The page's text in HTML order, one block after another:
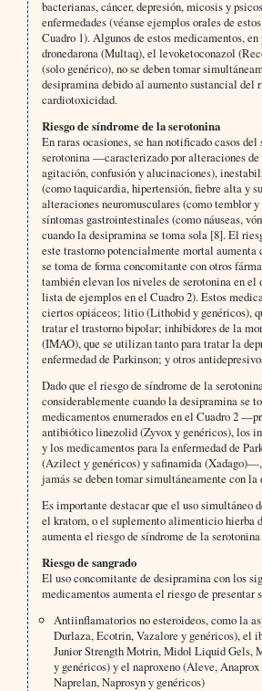
bacterianas, cáncer, depresión, micosis y
enfermedades (véanse ejemplos orales de
Cuadro 1). Algunos de estos medicamentos,
dronedarona (Multaq), el levoketoconazol
(solo genérico), no se deben tomar
desipramina debido al aumento sustancial del
cardiotoxicidad.
Riesgo de síndrome de la serotonina
En raras ocasiones, se han notificado casos
serotonina —caracterizado por alteraciones
agitación, confusión y alucinaciones),
(como taquicardia, hipertensión, fiebre alta y
alteraciones neuromusculares (como temblor
síntomas gastrointestinales (como náuseas,
cuando la desipramina se toma sola [8]. El
este trastorno potencialmente mortal aumenta
se toma de forma concomitante con otros
también elevan los niveles de serotonina en el
lista de ejemplos en el Cuadro 2). Estos
ciertos opiáceos; litio (Lithobid y genéricos),
tratar el trastorno bipolar; inhibidores de la
(IMAO), que se utilizan tanto para tratar la
enfermedad de Parkinson; y otros
Dado que el riesgo de síndrome de la
considerablemente cuando la desipramina se
medicamentos enumerados en el Cuadro 2
antibiótico linezolid (Zyvox y genéricos), los
y los medicamentos para la enfermedad de
(Azilect y genéricos) y safinamida
jamás se deben tomar simultáneamente con la
Es importante destacar que el uso simultáneo
el kratom, o el suplemento alimenticio hierba
aumenta el riesgo de síndrome de la
Riesgo de sangrado
El uso concomitante de desipramina con los
medicamentos aumenta el riesgo de presentar
Antiinflamatorios no esteroideos, como la
Durlaza, Ecotrin, Vazalore y genéricos), el
Junior Strength Motrin, Midol Liquid Gels,
y genéricos) y el naproxeno (Aleve,
Naprelan, Naprosyn y genéricos)